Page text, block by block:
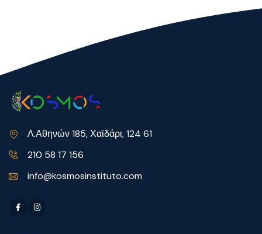
Λ.Αθηνών 185, Χαϊδάρι, 124 61
210 58 17 156
info@kosmosinstituto.com